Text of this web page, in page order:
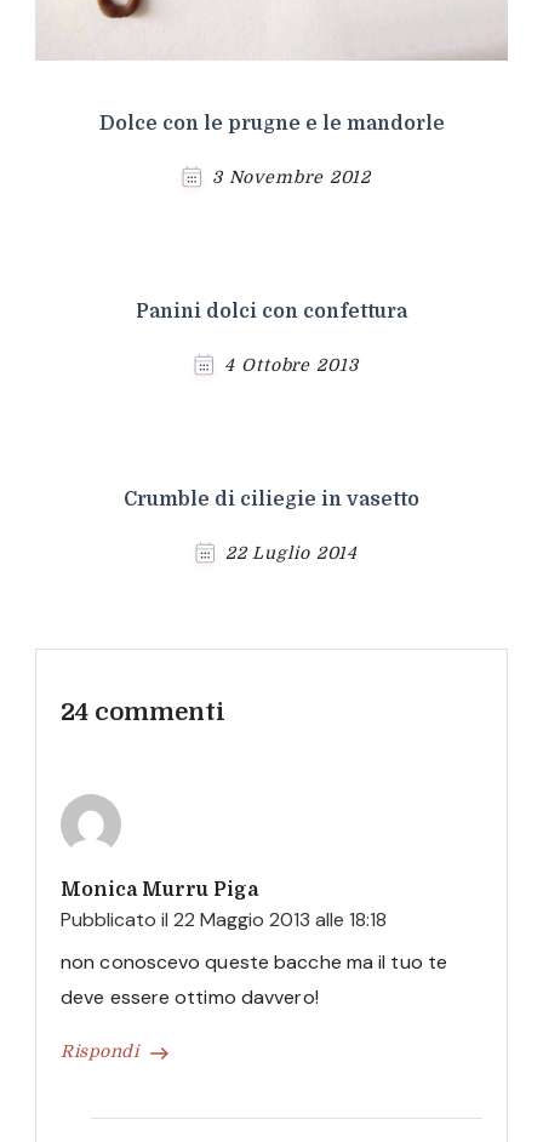
Dolce con le prugne e le mandorle
3 Novembre 2012
Panini dolci con confettura
4 Ottobre 2013
Crumble di ciliegie in vasetto
22 Luglio 2014
24 commenti
Monica Murru Piga
Pubblicato il 22 Maggio 2013 alle 18:18
Rispondi
non conoscevo queste bacche ma il tuo te
deve essere ottimo davvero!